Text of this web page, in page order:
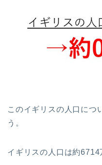
このイギリスの人口につ
う。
イギリスの人口は約6714